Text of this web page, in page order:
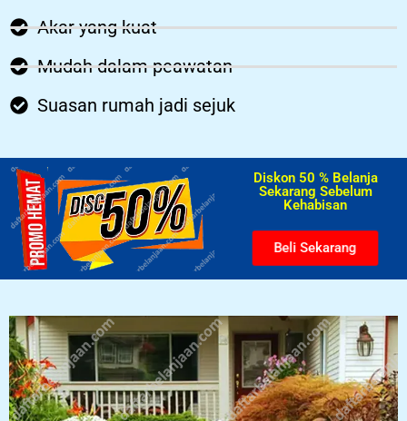
Akar yang kuat
Mudah dalam peawatan
Suasan rumah jadi sejuk
Diskon 50 % Belanja
Sekarang Sebelum
Kehabisan​
Beli Sekarang